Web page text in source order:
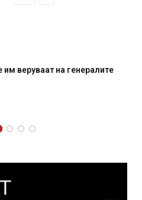
веруваат на генералите